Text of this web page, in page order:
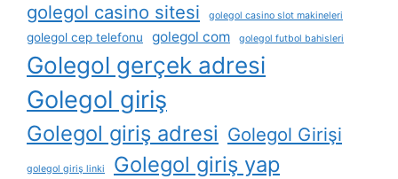
golegol casino sitesi golegol casino slot makineleri
golegol cep telefonu golegol com golegol futbol bahisleri
Golegol gerçek adresi
Golegol giriş
Golegol giriş adresi Golegol Girişi
golegol giriş linki Golegol giriş yap